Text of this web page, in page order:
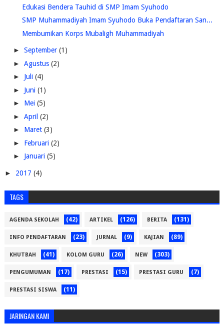
Edukasi Bendera Tauhid di SMP Imam Syuhodo
SMP Muhammadiyah Imam Syuhodo Buka Pendaftaran San...
Membumikan Korps Mubaligh Muhammadiyah
► September (1)
► Agustus (2)
► Juli (4)
► Juni (1)
► Mei (5)
► April (2)
► Maret (3)
► Februari (2)
► Januari (5)
► 2017 (4)
TAGS
AGENDA SEKOLAH (42) ARTIKEL (126) BERITA (131)
INFO PENDAFTARAN (23) JURNAL (9) KAJIAN (89)
KHUTBAH (41) KOLOM GURU (26) NEW (303)
PENGUMUMAN (17) PRESTASI (15) PRESTASI GURU (7)
PRESTASI SISWA (11)
JARINGAN KAMI